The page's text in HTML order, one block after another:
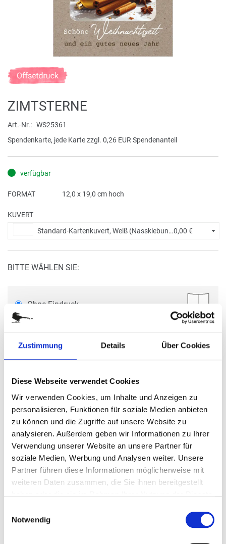
Zustimmung Details Über Cookies
Diese Webseite verwendet Cookies
Wir verwenden Cookies, um Inhalte und Anzeigen zu
personalisieren, Funktionen für soziale Medien anbieten
zu können und die Zugriffe auf unsere Website zu
analysieren. Außerdem geben wir Informationen zu Ihrer
Verwendung unserer Website an unsere Partner für
soziale Medien, Werbung und Analysen weiter. Unsere
Partner führen diese Informationen möglicherweise mit
weiteren Daten zusammen, die Sie ihnen bereitgestellt
Notwendig
Zum
Anfang
Bildergalerie
ZIMTSTERNE
Art.-Nr.
WS25361
Spendenkarte, jede Karte zzgl. 0,26 EUR Spendenanteil
verfügbar
FORMAT 12,0 x 19,0 cm hoch
KUVERT
Standard-Kartenkuvert, Weiß (Nassklebung) +0,00 €
BITTE WÄHLEN SIE:
Ohne Eindruck
Menge eingeben
Die Mindestbestellmenge dieses Artikels ist 5.
9,50 €
( inkl. MwSt.|zzgl. MwSt.)
Staffelpreise ab
0,61 €
zzgl. MwSt., zzgl. Versandkosten
zzgl. Spendenanteil in Höhe von0,26 € pro Karte
IN DEN WARENKORB
Mit Eindruck
Die Mindestbestellmenge dieses Artikels ist 5.
12,95 €